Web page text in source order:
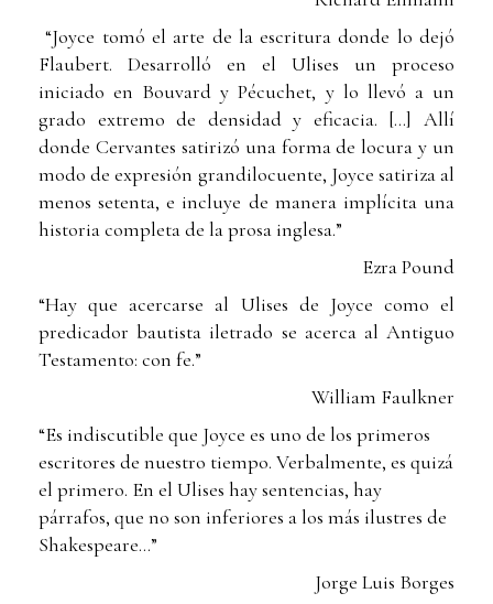
“Joyce tomó el arte de la escritura donde lo dejó
Flaubert. Desarrolló en el Ulises un proceso
iniciado en Bouvard y Pécuchet, y lo llevó a un
grado extremo de densidad y eficacia. [...] Allí
donde Cervantes satirizó una forma de locura y un
modo de expresión grandilocuente, Joyce satiriza al
menos setenta, e incluye de manera implícita una
historia completa de la prosa inglesa.”
Ezra Pound
“Hay que acercarse al Ulises de Joyce como el
predicador bautista iletrado se acerca al Antiguo
Testamento: con fe.”
William Faulkner
“Es indiscutible que Joyce es uno de los primeros
escritores de nuestro tiempo. Verbalmente, es quizá
el primero. En el Ulises hay sentencias, hay
párrafos, que no son inferiores a los más ilustres de
Shakespeare...”
Jorge Luis Borges